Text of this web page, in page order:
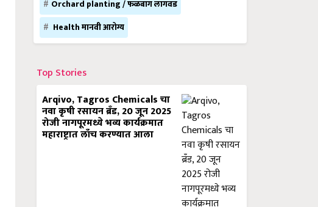
Orchard planting / फळबाग लागवड
Health मानवी आरोग्य
Top Stories
Arqivo, Tagros Chemicals चा
नवा कृषी रसायन ब्रँड, 20 जून 2025
रोजी नागपूरमध्ये भव्य कार्यक्रमात
महाराष्ट्रात लाँच करण्यात आला